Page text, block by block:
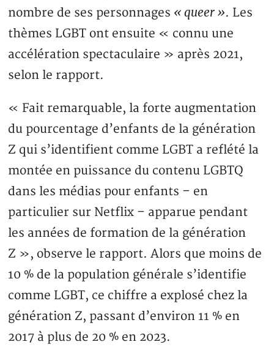
nombre de ses personnages « queer ». Les
thèmes LGBT ont ensuite « connu une
accélération spectaculaire » après 2021,
selon le rapport.
« Fait remarquable, la forte augmentation
du pourcentage d’enfants de la génération
Z qui s’identifient comme LGBT a reflété la
montée en puissance du contenu LGBTQ
dans les médias pour enfants – en
particulier sur Netflix – apparue pendant
les années de formation de la génération
Z », observe le rapport. Alors que moins de
10 % de la population générale s’identifie
comme LGBT, ce chiffre a explosé chez la
génération Z, passant d’environ 11 % en
2017 à plus de 20 % en 2023.